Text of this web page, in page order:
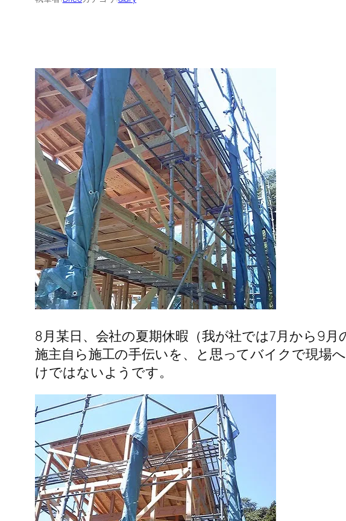
8月某日、会社の夏期休暇（我が社では7月から9
施主自ら施工の手伝いを、と思ってバイクで現場
けではないようです。